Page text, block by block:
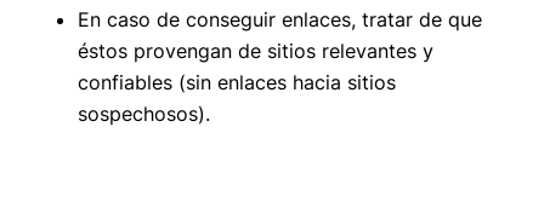
En caso de conseguir enlaces, tratar de que
éstos provengan de sitios relevantes y
confiables (sin enlaces hacia sitios
sospechosos).